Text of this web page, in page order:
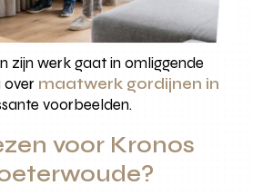
zijn werk gaat in omliggende
over maatwerk gordijnen in
voorbeelden.
voor Kronos